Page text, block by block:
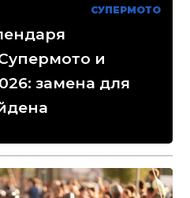
СУПЕРМОТО
и
замена для